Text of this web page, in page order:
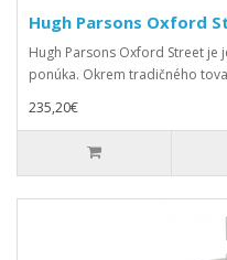
Hugh Parsons Oxford
Hugh Parsons Oxford Street
ponúka. Okrem tradičného
235,20€